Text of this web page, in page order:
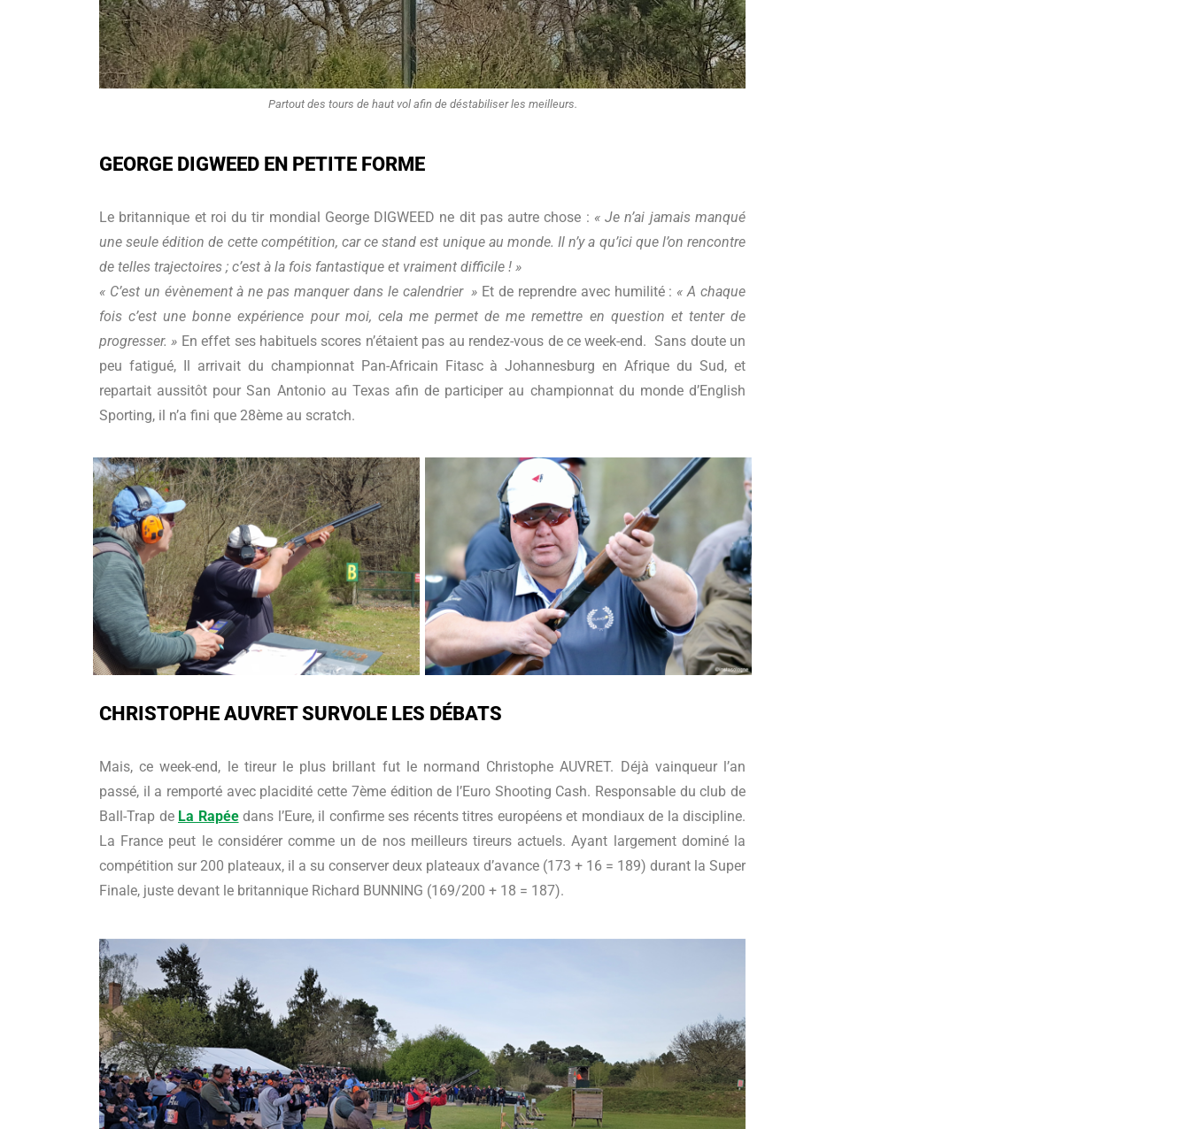
Partout des tours de haut vol afin de déstabiliser les meilleurs.
GEORGE DIGWEED EN PETITE FORME
Le britannique et roi du tir mondial George DIGWEED ne dit pas autre chose : « Je n’ai jamais manqué
une seule édition de cette compétition, car ce stand est unique au monde. Il n’y a qu’ici que l’on rencontre
de telles trajectoires ; c’est à la fois fantastique et vraiment difficile ! »
« C’est un évènement à ne pas manquer dans le calendrier » Et de reprendre avec humilité : « A chaque
fois c’est une bonne expérience pour moi, cela me permet de me remettre en question et tenter de
progresser. » En effet ses habituels scores n’étaient pas au rendez-vous de ce week-end. Sans doute un
peu fatigué, Il arrivait du championnat Pan-Africain Fitasc à Johannesburg en Afrique du Sud, et
repartait aussitôt pour San Antonio au Texas afin de participer au championnat du monde d’English
Sporting, il n’a fini que 28ème au scratch.
CHRISTOPHE AUVRET SURVOLE LES DÉBATS
Mais, ce week-end, le tireur le plus brillant fut le normand Christophe AUVRET. Déjà vainqueur l’an
passé, il a remporté avec placidité cette 7ème édition de l’Euro Shooting Cash. Responsable du club de
Ball-Trap de La Rapéedans l’Eure, il confirme ses récents titres européens et mondiaux de la discipline.
La France peut le considérer comme un de nos meilleurs tireurs actuels. Ayant largement dominé la
compétition sur 200 plateaux, il a su conserver deux plateaux d’avance (173 + 16 = 189) durant la Super
Finale, juste devant le britannique Richard BUNNING (169/200 + 18 = 187).